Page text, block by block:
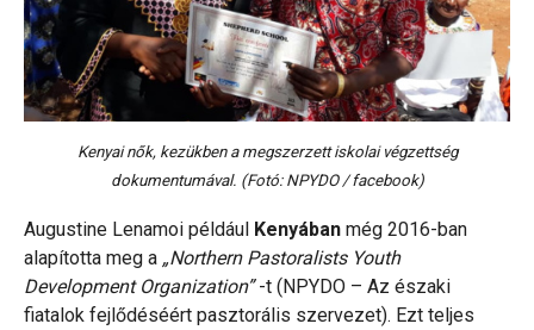
Kenyai nők, kezükben a megszerzett iskolai végzettség
dokumentumával. (Fotó: NPYDO / facebook)
Augustine Lenamoi például Kenyában még 2016-ban
alapította meg a „Northern Pastoralists Youth
Development Organization”-t (NPYDO – Az északi
fiatalok fejlődéséért pasztorális szervezet). Ezt teljes